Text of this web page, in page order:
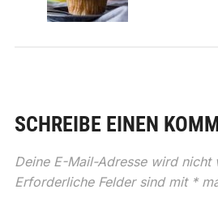
SCHREIBE EINEN
Deine E-Mail-Adresse wird nicht
Erforderliche Felder sind mit *